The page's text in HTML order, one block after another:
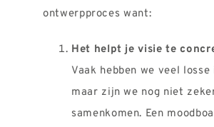
ontwerpproces want:
Het helpt je visie te
Vaak hebben we veel losse
maar zijn we nog niet
samenkomen. Een